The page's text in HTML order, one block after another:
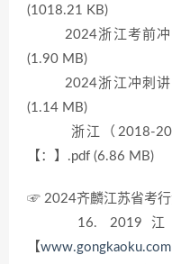
(1018.21 KB)
2024浙江考前冲刺
(1.90 MB)
2024浙江冲刺讲义
(1.14 MB)
浙江（2018-2023
【：】.pdf (6.86 MB)
☞ 2024齐麟江苏省考行
16. 2019江
【www.gongkaoku.com